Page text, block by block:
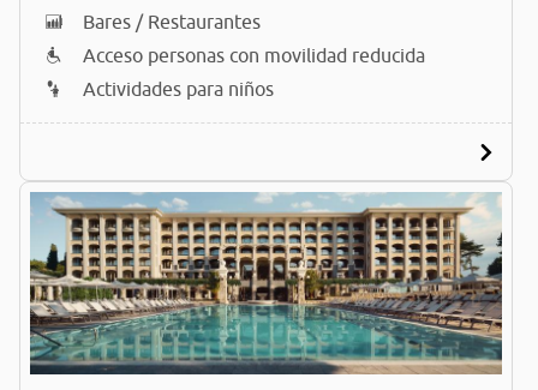
Bares / Restaurantes
Acceso personas con movilidad reducida
Actividades para niños